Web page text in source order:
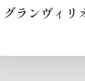
グランヴィリ